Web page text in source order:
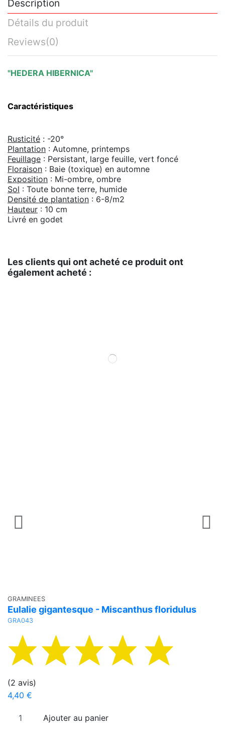
Description
Détails du produit
Reviews(0)
"HEDERA HIBERNICA"
Caractéristiques
Rusticité : -20°
Plantation : Automne, printemps
Feuillage : Persistant, large feuille, vert foncé
Floraison : Baie (toxique) en automne
Exposition : Mi-ombre, ombre
Sol : Toute bonne terre, humide
Densité de plantation : 6-8/m2
Hauteur : 10 cm
Livré en godet
Les clients qui ont acheté ce produit ont
également acheté :
GRAMINEES
Eulalie gigantesque - Miscanthus floridulus
GRA043
(2 avis)
4,40 €
Ajouter au panier